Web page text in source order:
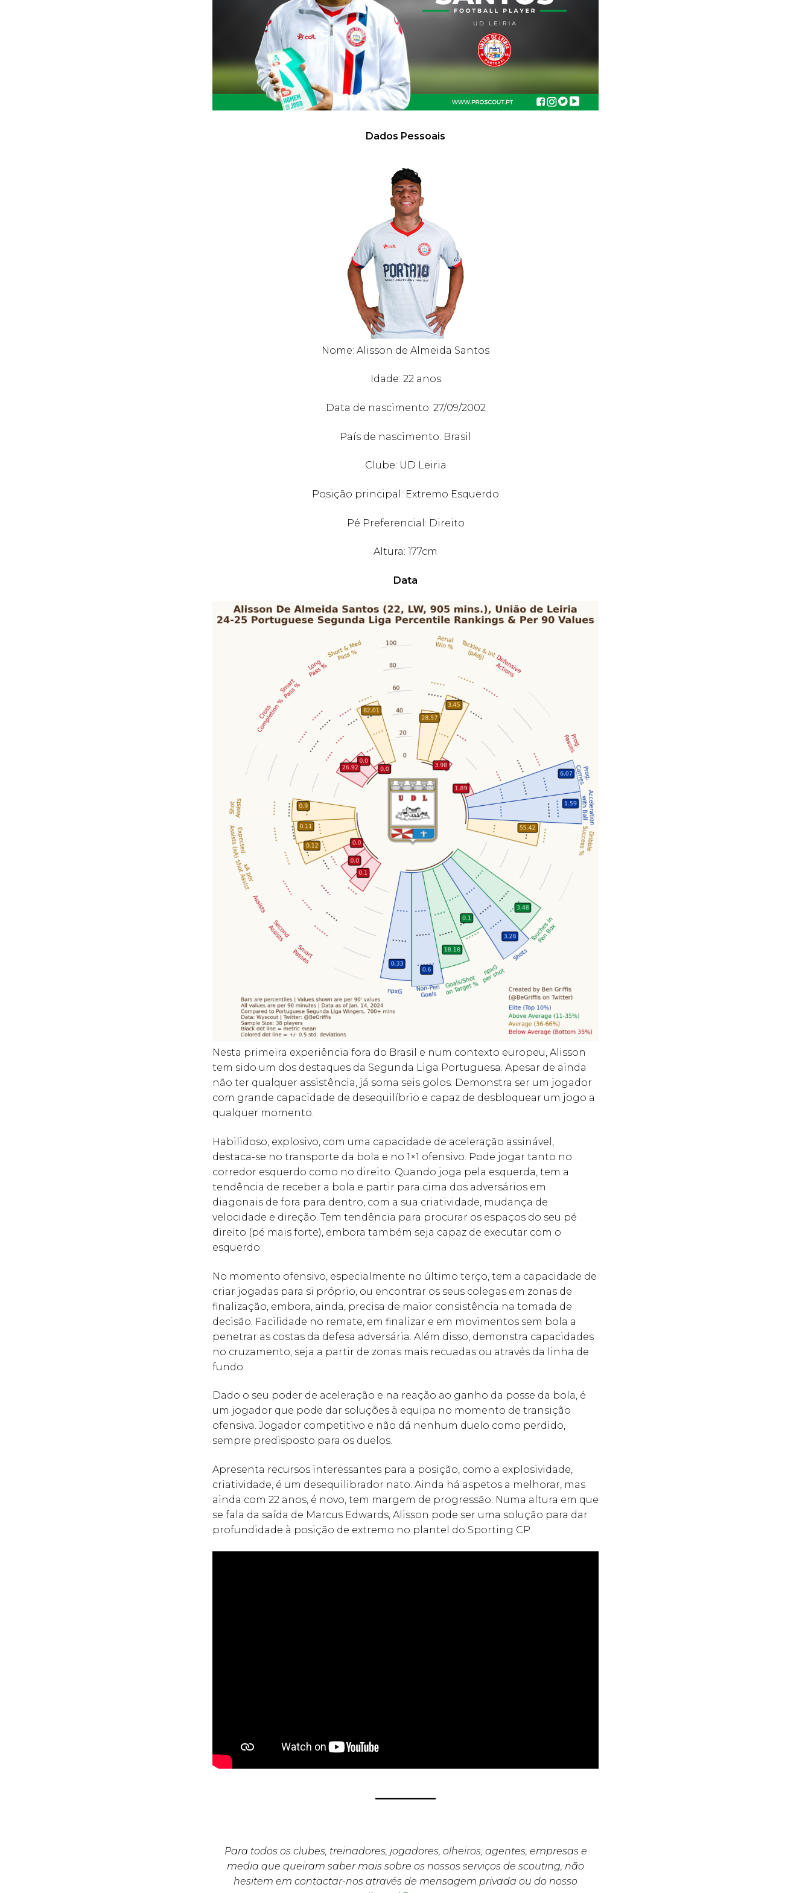
Dados Pessoais
Nome: Alisson de Almeida Santos
Idade: 22 anos
Data de nascimento: 27/09/2002
País de nascimento: Brasil
Clube: UD Leiria
Posição principal: Extremo Esquerdo
Pé Preferencial: Direito
Altura: 177cm
Data
Nesta primeira experiência fora do Brasil e num contexto europeu, Alisson
tem sido um dos destaques da Segunda Liga Portuguesa. Apesar de ainda
não ter qualquer assistência, já soma seis golos. Demonstra ser um jogador
com grande capacidade de desequilíbrio e capaz de desbloquear um jogo a
qualquer momento.
Habilidoso, explosivo, com uma capacidade de aceleração assinável,
destaca-se no transporte da bola e no 1×1 ofensivo. Pode jogar tanto no
corredor esquerdo como no direito. Quando joga pela esquerda, tem a
tendência de receber a bola e partir para cima dos adversários em
diagonais de fora para dentro, com a sua criatividade, mudança de
velocidade e direção. Tem tendência para procurar os espaços do seu pé
direito (pé mais forte), embora também seja capaz de executar com o
esquerdo.
No momento ofensivo, especialmente no último terço, tem a capacidade de
criar jogadas para si próprio, ou encontrar os seus colegas em zonas de
finalização, embora, ainda, precisa de maior consistência na tomada de
decisão. Facilidade no remate, em finalizar e em movimentos sem bola a
penetrar as costas da defesa adversária. Além disso, demonstra capacidades
no cruzamento, seja a partir de zonas mais recuadas ou através da linha de
fundo.
Dado o seu poder de aceleração e na reação ao ganho da posse da bola, é
um jogador que pode dar soluções à equipa no momento de transição
ofensiva. Jogador competitivo e não dá nenhum duelo como perdido,
sempre predisposto para os duelos.
Apresenta recursos interessantes para a posição, como a explosividade,
criatividade, é um desequilibrador nato. Ainda há aspetos a melhorar, mas
ainda com 22 anos, é novo, tem margem de progressão. Numa altura em que
se fala da saída de Marcus Edwards, Alisson pode ser uma solução para dar
profundidade à posição de extremo no plantel do Sporting CP.
Para todos os clubes, treinadores, jogadores, olheiros, agentes, empresas e
media que queiram saber mais sobre os nossos serviços de scouting, não
hesitem em contactar-nos através de mensagem privada ou do nosso